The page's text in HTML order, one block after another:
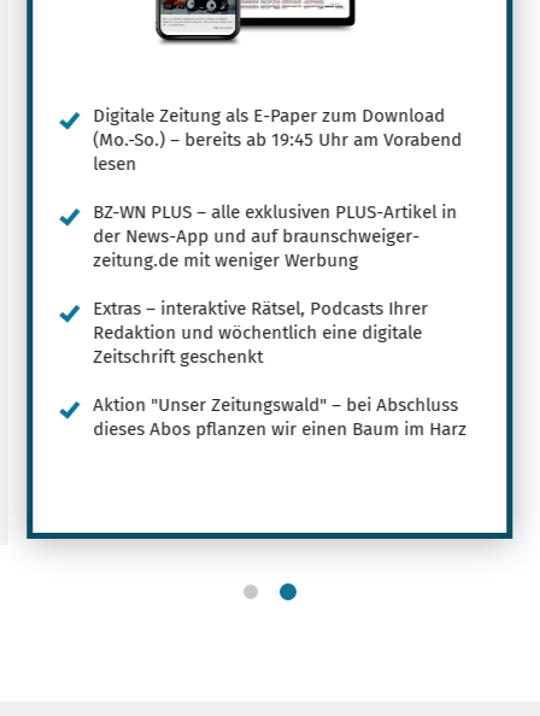
Digitale Zeitung als E-Paper zum Download
(Mo.-So.) – bereits ab 19:45 Uhr am Vorabend
lesen
BZ-WN PLUS – alle exklusiven PLUS-Artikel in
der News-App und auf braunschweiger-
zeitung.de mit weniger Werbung
Extras – interaktive Rätsel, Podcasts Ihrer
Redaktion und wöchentlich eine digitale
Zeitschrift geschenkt
Aktion "Unser Zeitungswald" – bei Abschluss
dieses Abos pflanzen wir einen Baum im Harz